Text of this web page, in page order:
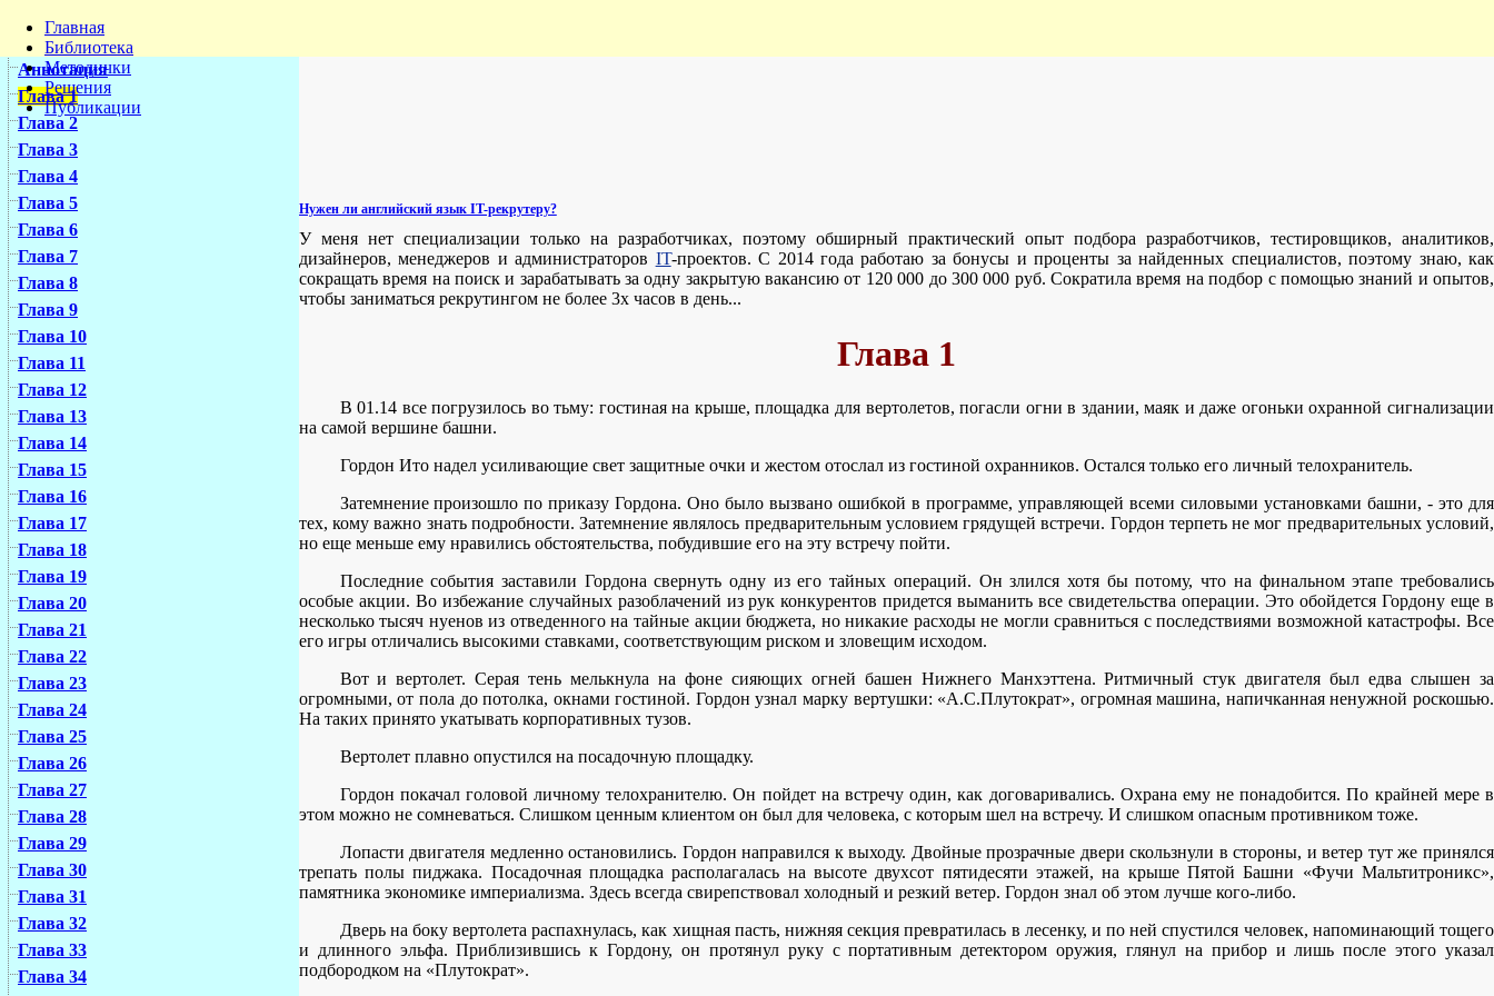
Главная
Библиотека
Методички
Решения
Публикации
Аннотация
Глава 1
Глава 2
Глава 3
Глава 4
Глава 5
Глава 6
Глава 7
Глава 8
Глава 9
Глава 10
Глава 11
Глава 12
Глава 13
Глава 14
Глава 15
Глава 16
Глава 17
Глава 18
Глава 19
Глава 20
Глава 21
Глава 22
Глава 23
Глава 24
Глава 25
Глава 26
Глава 27
Глава 28
Глава 29
Глава 30
Глава 31
Глава 32
Глава 33
Глава 34
Нужен ли английский язык IT-рекрутеру?
У меня нет специализации только на разработчиках, поэтому обширный практический опыт подбора разработчиков, тестировщиков, аналитиков,
дизайнеров, менеджеров и администраторов IT-проектов. С 2014 года работаю за бонусы и проценты за найденных специалистов, поэтому знаю, как
сокращать время на поиск и зарабатывать за одну закрытую вакансию от 120 000 до 300 000 руб. Сократила время на подбор с помощью знаний и опытов,
чтобы заниматься рекрутингом не более 3х часов в день...
Глава 1
В 01.14 все погрузилось во тьму: гостиная на крыше, площадка для вертолетов, погасли огни в здании, маяк и даже огоньки охранной сигнализации
на самой вершине башни.
Гордон Ито надел усиливающие свет защитные очки и жестом отослал из гостиной охранников. Остался только его личный телохранитель.
Затемнение произошло по приказу Гордона. Оно было вызвано ошибкой в программе, управляющей всеми силовыми установками башни, - это для
тех, кому важно знать подробности. Затемнение являлось предварительным условием грядущей встречи. Гордон терпеть не мог предварительных условий,
но еще меньше ему нравились обстоятельства, побудившие его на эту встречу пойти.
Последние события заставили Гордона свернуть одну из его тайных операций. Он злился хотя бы потому, что на финальном этапе требовались
особые акции. Во избежание случайных разоблачений из рук конкурентов придется выманить все свидетельства операции. Это обойдется Гордону еще в
несколько тысяч нуенов из отведенного на тайные акции бюджета, но никакие расходы не могли сравниться с последствиями возможной катастрофы. Все
его игры отличались высокими ставками, соответствующим риском и зловещим исходом.
Вот и вертолет. Серая тень мелькнула на фоне сияющих огней башен Нижнего Манхэттена. Ритмичный стук двигателя был едва слышен за
огромными, от пола до потолка, окнами гостиной. Гордон узнал марку вертушки: «А.С.Плутократ», огромная машина, напичканная ненужной роскошью.
На таких принято укатывать корпоративных тузов.
Вертолет плавно опустился на посадочную площадку.
Гордон покачал головой личному телохранителю. Он пойдет на встречу один, как договаривались. Охрана ему не понадобится. По крайней мере в
этом можно не сомневаться. Слишком ценным клиентом он был для человека, с которым шел на встречу. И слишком опасным противником тоже.
Лопасти двигателя медленно остановились. Гордон направился к выходу. Двойные прозрачные двери скользнули в стороны, и ветер тут же принялся
трепать полы пиджака. Посадочная площадка располагалась на высоте двухсот пятидесяти этажей, на крыше Пятой Башни «Фучи Мальтитроникс»,
памятника экономике империализма. Здесь всегда свирепствовал холодный и резкий ветер. Гордон знал об этом лучше кого-либо.
Дверь на боку вертолета распахнулась, как хищная пасть, нижняя секция превратилась в лесенку, и по ней спустился человек, напоминающий тощего
и длинного эльфа. Приблизившись к Гордону, он протянул руку с портативным детектором оружия, глянул на прибор и лишь после этого указал
подбородком на «Плутократ».